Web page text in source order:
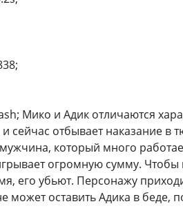
Мико и Адик отличаются
сейчас отбывает наказание
который много
огромную сумму. Чтобы
его убьют. Персонажу
может оставить Адика в беде,